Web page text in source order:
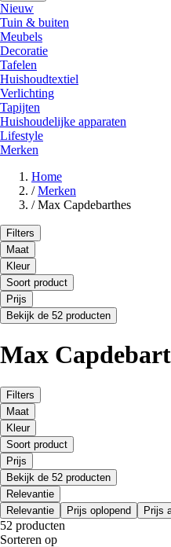
Nieuw
Tuin & buiten
Meubels
Decoratie
Tafelen
Huishoudtextiel
Verlichting
Tapijten
Huishoudelijke apparaten
Lifestyle
Merken
Home
/ Merken
/ Max Capdebarthes
Filters
Maat
Kleur
Soort product
Prijs
Bekijk de 52 producten
Max
Filters
Maat
Kleur
Soort product
Prijs
Bekijk de 52 producten
Relevantie
Relevantie
Prijs oplopend Prijs
52 producten
Sorteren op